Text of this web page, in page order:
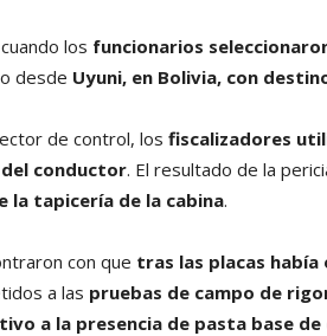
los funcionarios
desde Uyuni, en Bolivia, con
de control, los fiscalizadores
conductor. El resultado de la
la tapicería de la cabina.
con que tras las placas
a las pruebas de campo de
a la presencia de pasta base de